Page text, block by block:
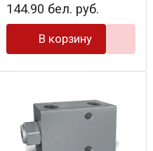
144.90 бел. руб.
В корзину